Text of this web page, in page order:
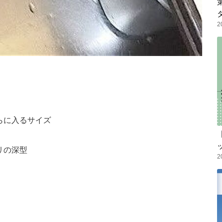
に入るサイズ
の深型